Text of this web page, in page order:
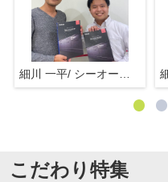
こだわり特集